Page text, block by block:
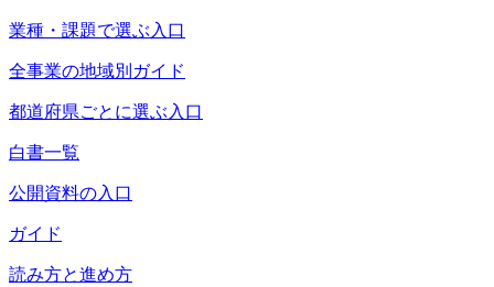
業種・課題で選ぶ入口
全事業の地域別ガイド
都道府県ごとに選ぶ入口
白書一覧
公開資料の入口
ガイド
読み方と進め方